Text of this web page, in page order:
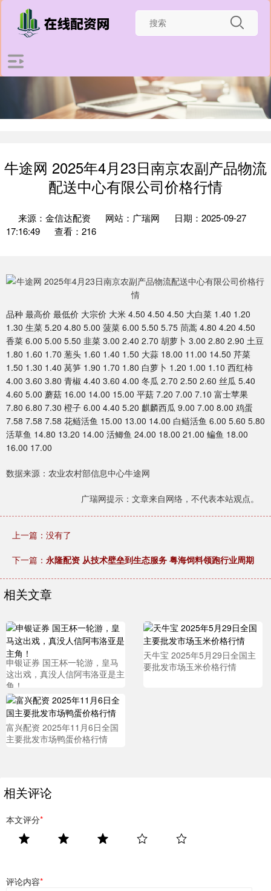
牛途网 2025年4月23日南京农副产品物流
配送中心有限公司价格行情
来源：金信达配资 网站：广瑞网
日期：2025-09-27
17:16:49
查看：216
品种 最高价 最低价 大宗价 大米 4.50 4.50 4.50 大白菜 1.40 1.20
1.30 生菜 5.20 4.80 5.00 菠菜 6.00 5.50 5.75 茼蒿 4.80 4.20 4.50
香菜 6.00 5.00 5.50 韭菜 3.00 2.40 2.70 胡萝卜 3.00 2.80 2.90 土豆
1.80 1.60 1.70 葱头 1.60 1.40 1.50 大蒜 18.00 11.00 14.50 芹菜
1.50 1.30 1.40 莴笋 1.90 1.70 1.80 白萝卜 1.20 1.00 1.10 西红柿
4.00 3.60 3.80 青椒 4.40 3.60 4.00 冬瓜 2.70 2.50 2.60 丝瓜 5.40
4.60 5.00 蘑菇 16.00 14.00 15.00 平菇 7.20 7.00 7.10 富士苹果
7.80 6.80 7.30 橙子 6.00 4.40 5.20 麒麟西瓜 9.00 7.00 8.00 鸡蛋
7.58 7.58 7.58 花鲢活鱼 15.00 13.00 14.00 白鲢活鱼 6.00 5.60 5.80
活草鱼 14.80 13.20 14.00 活鲫鱼 24.00 18.00 21.00 鳊鱼 18.00
16.00 17.00
数据来源：农业农村部信息中心牛途网
广瑞网提示：文章来自网络，不代表本站观点。
上一篇：没有了
下一篇： 永隆配资 从技术壁垒到生态服务 粤海饲料领跑行业周期
相关文章
申银证券 国王杯一轮游，皇马
这出戏，真没人信阿韦洛亚是主
角！
天牛宝 2025年5月29日全国主
要批发市场玉米价格行情
富兴配资 2025年11月6日全国
主要批发市场鸭蛋价格行情
相关评论
本文评分*
评论内容*